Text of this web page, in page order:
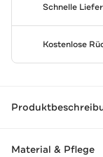
Schnelle
Kostenlose
Material & Pflege